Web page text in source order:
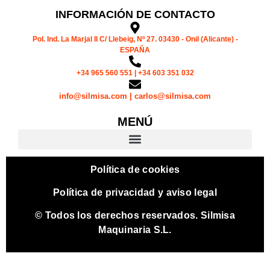
INFORMACIÓN DE CONTACTO
Pol. Ind. La Marjal II C/ Llebeig, Nº 27. 03430 - Onil (Alicante) -
ESPAÑA
+34 965 560 551 | +34 603 351 032
info@silmisa.com | carlos@silmisa.com
MENÚ
Política de cookies
Política de privacidad y aviso legal
© Todos los derechos reservados. Silmisa
Maquinaria S.L.